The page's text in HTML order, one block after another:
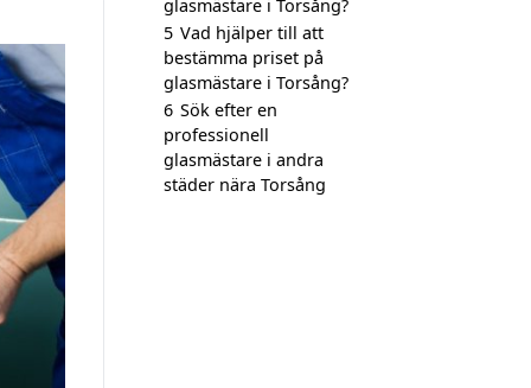
glasmästare i Torsång?
5 Vad hjälper till att
bestämma priset på
glasmästare i Torsång?
6 Sök efter en
professionell
glasmästare i andra
städer nära Torsång